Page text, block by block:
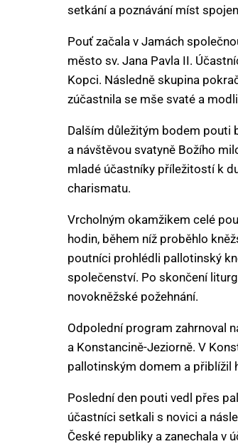
setkání a poznávání míst
Pouť začala v Jamách
město sv. Jana Pavla II.
Kopci. Následně skupina
zúčastnila se mše svaté a
Dalším důležitým bodem pouti
a návštěvou svatyně Božího
mladé účastníky příležitostí k
charismatu.
Vrcholným okamžikem celé
hodin, během níž proběhlo
poutníci prohlédli pallotinský
společenství. Po skončení
novokněžské požehnání.
Odpolední program zahrnoval
a Konstancině-Jeziorně. V
pallotinským domem a přiblížil
Poslední den pouti vedl přes
účastníci setkali s novici a
České republiky a zanechala v